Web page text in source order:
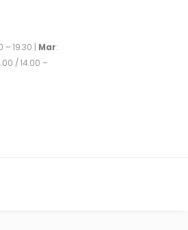
– 19.30 | Mar:
/ 14.00 –